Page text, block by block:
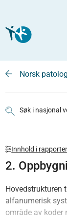
Norsk
Søk i nasjonal
Innhold i
2.
Hovedstrukturen
alfanumerisk
område av koder